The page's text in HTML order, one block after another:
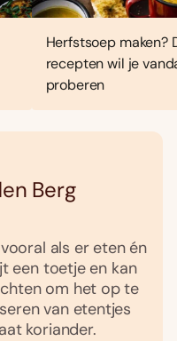
Herfstsoep maken?
recepten wil je
proberen
Berg
als er eten én
een toetje en kan
om het op te
van etentjes
koriander.